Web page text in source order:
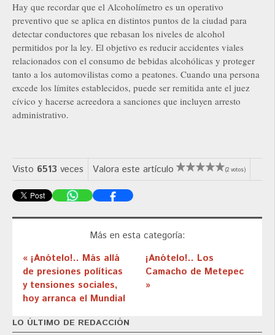
Hay que recordar que el Alcoholímetro es un operativo
preventivo que se aplica en distintos puntos de la ciudad para
detectar conductores que rebasan los niveles de alcohol
permitidos por la ley. El objetivo es reducir accidentes viales
relacionados con el consumo de bebidas alcohólicas y proteger
tanto a los automovilistas como a peatones. Cuando una persona
excede los límites establecidos, puede ser remitida ante el juez
cívico y hacerse acreedora a sanciones que incluyen arresto
administrativo.
Visto 6513 veces Valora este artículo (2 votos)
Más en esta categoría:
« ¡Anótelo!.. Más allá
de presiones políticas
y tensiones sociales,
hoy arranca el Mundial
¡Anótelo!.. Los
Camacho de Metepec
»
LO ÚLTIMO DE REDACCIÓN